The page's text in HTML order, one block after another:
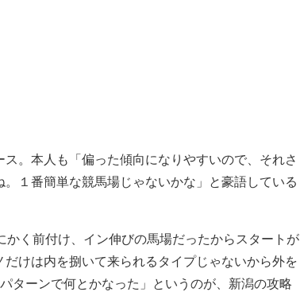
。本人も「偏った傾向になりやすいので、それさ
１番簡単な競馬場じゃないかな」と豪語している
く前付け、イン伸びの馬場だったからスタートが
けは内を捌いて来られるタイプじゃないから外を
ターンで何とかなった」というのが、新潟の攻略